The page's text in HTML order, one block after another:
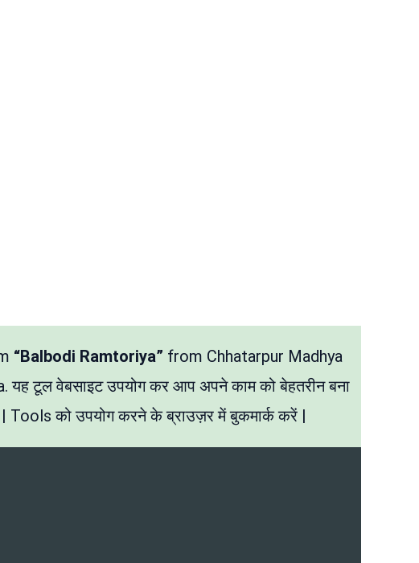
“Balbodi Ramtoriya” from Chhatarpur Madhya
यह टूल वेबसाइट उपयोग कर आप अपने काम को बेहतरीन बना
Tools को उपयोग करने के ब्राउज़र में बुकमार्क करें |